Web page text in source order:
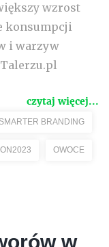
wzrost
konsumpcji
i warzyw
czytaj więcej...
BRANDING
OWOCE
w